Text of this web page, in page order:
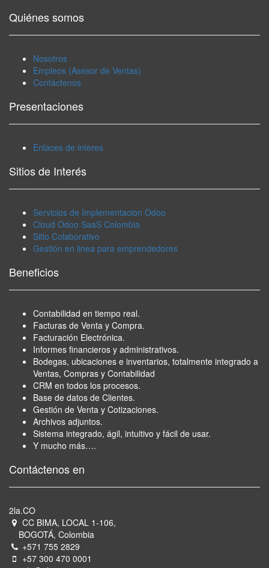
Quiénes somos
Nosotros
Empleos (Asesor de Ventas)
Contáctenos
Presentaciones
Enlaces de interes
Sitios de Interés
Servicios de Implementacion Odoo
Cloud Odoo SaaS Colombia
Sitio Colaborativo
Gestión en linea para emprendedores
Beneficios
Contabilidad en tiempo real.
Facturas de Venta y Compra.
Facturación Electrónica.
Informes financieros y administrativos.
Bodegas, ubicaciones e inventarios, totalmente integrado a
Ventas, Compras y Contabilidad
CRM en todos los procesos.
Base de datos de Clientes.
Gestión de Venta y Cotizaciones.
Archivos adjuntos.
Sistema integrado, ágil, intuitivo y fácil de usar.
Y mucho más….
Contáctenos en
2la.CO
CC BIMA, LOCAL 1-106,
BOGOTÁ, Colombia
+571 755 2829
+57 300 470 0001